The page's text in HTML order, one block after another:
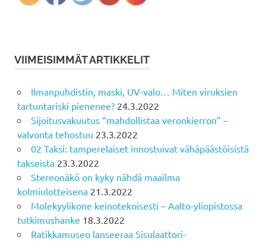
VIIMEISIMMÄT ARTIKKELIT
Ilmanpuhdistin, maski, UV-valo… Miten viruksien
tartuntariski pienenee? 24.3.2022
Sijoitusvakuutus “mahdollistaa veronkierron” –
valvonta tehostuu 23.3.2022
02 Taksi: tamperelaiset innostuivat vähäpäästöisistä
takseista 23.3.2022
Stereonäkö on kyky nähdä maailma
kolmiulotteisena 21.3.2022
Molekyylikone keinotekoisesti – Aalto-yliopistossa
tutkimushanke 18.3.2022
Ratikkamuseo lanseeraa Sisulaattori-